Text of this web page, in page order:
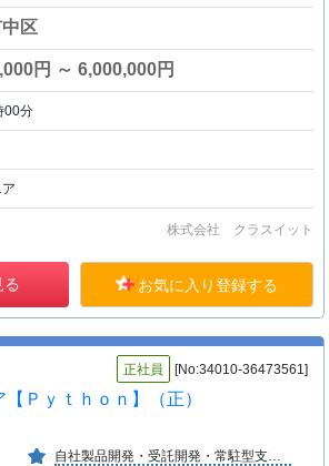
区
円 ～ 6,000,000円
00分
株式会社 クラスイット
お気に入り登録する
正社員 [No:34010-36473561]
Ｐｙｔｈｏｎ】（正）
自社製品開発・受託開発・常駐型支援を中心に総合的なＩＴサービスを展開。開発・インフラ・サポートなど様々な分野で、２０代〜６０代までの方が幅広く活躍しております。